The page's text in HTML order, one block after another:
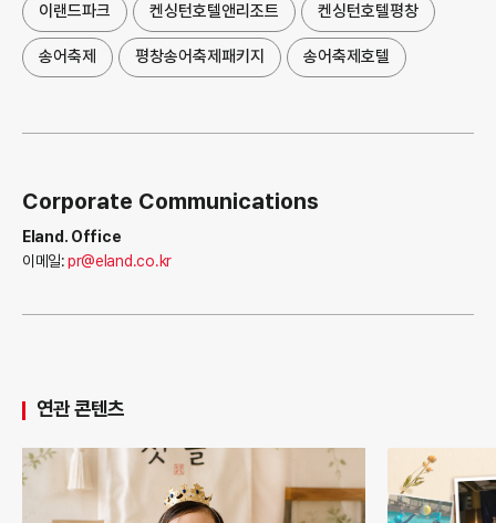
이랜드파크 켄싱턴호텔앤리조트 켄싱턴호텔평창
송어축제 평창송어축제패키지 송어축제호텔
Corporate Communications
Eland. Office
이메일:pr@eland.co.kr
연관 콘텐츠